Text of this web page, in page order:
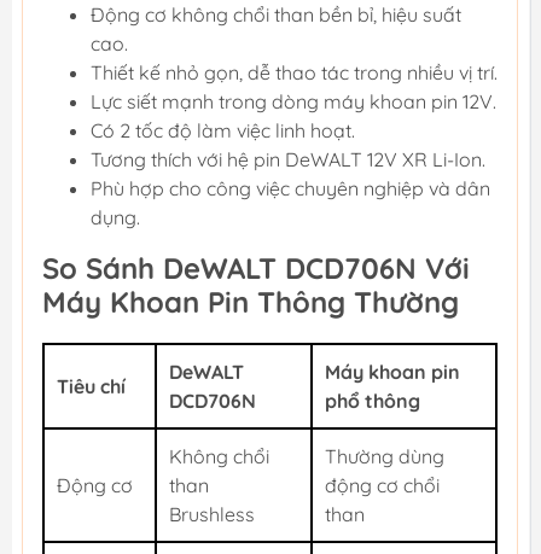
Động cơ không chổi than bền bỉ, hiệu suất
cao.
Thiết kế nhỏ gọn, dễ thao tác trong nhiều vị trí.
Lực siết mạnh trong dòng máy khoan pin 12V.
Có 2 tốc độ làm việc linh hoạt.
Tương thích với hệ pin DeWALT 12V XR Li-Ion.
Phù hợp cho công việc chuyên nghiệp và dân
dụng.
So Sánh DeWALT DCD706N Với
Máy Khoan Pin Thông Thường
Tiêu chí
DeWALT
DCD706N
Máy khoan pin
phổ thông
Động cơ
Không chổi
than
Brushless
Thường dùng
động cơ chổi
than